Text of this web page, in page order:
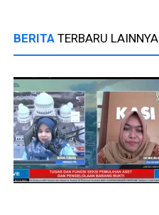
BERITA TERBARU LAINNYA